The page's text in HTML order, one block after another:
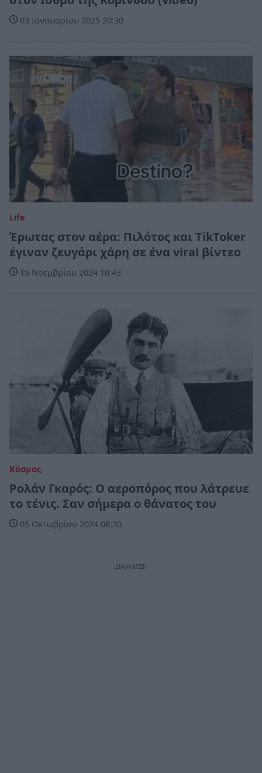
03 Ιανουαρίου 2025 20:30
Life
Έρωτας στον αέρα: Πιλότος και TikToker
έγιναν ζευγάρι χάρη σε ένα viral βίντεο
15 Νοεμβρίου 2024 10:43
Κόσμος
Ρολάν Γκαρός: Ο αεροπόρος που λάτρευε
το τένις. Σαν σήμερα ο θάνατος του
05 Οκτωβρίου 2024 08:30